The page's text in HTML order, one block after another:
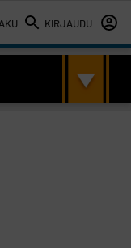
KIRJAUDU